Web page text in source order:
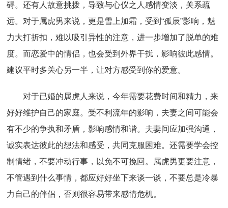
碍。还有人故意挑拨，导致与心仪之人感情变淡，关系疏
远。对于属虎男来说，更是雪上加霜，受到“孤辰”影响，魅
力大打折扣，难以吸引异性的注意，进一步增加了脱单的难
度。而恋爱中的情侣，也会受到外界干扰，影响彼此感情。
建议平时多关心另一半，让对方感受到你的爱意。
对于已婚的属虎人来说，今年需要花费时间和精力，来
好好维护自己的家庭。受不利流年的影响，夫妻之间可能会
有不少的争执和矛盾，影响感情和谐。夫妻间应加强沟通，
诚实表达彼此的想法和感受，共同克服困难。还需要学会控
制情绪，不要冲动行事，以免不可挽回。属虎男更要注意，
不管遇到什么事情，都应好好坐下来谈一谈，不要总是冷暴
力自己的伴侣，否则很容易带来感情危机。